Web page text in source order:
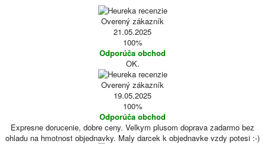
Overený zákazník
21.05.2025
100%
Odporúča obchod
OK.
Overený zákazník
19.05.2025
100%
Odporúča obchod
Expresne dorucenie, dobre ceny. Velkym plusom doprava zadarmo bez
ohladu na hmotnost objednavky. Maly darcek k objednavke vzdy potesi :-)